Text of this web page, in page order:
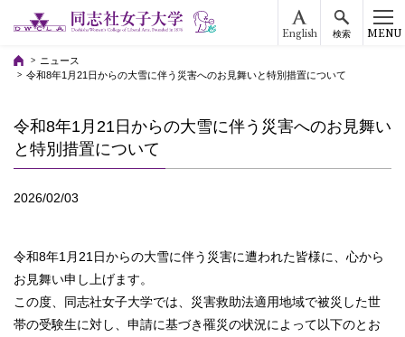
English 検索 MENU
ニュース
令和8年1月21日からの大雪に伴う災害へのお見舞いと特別措置について
令和8年1月21日からの大雪に伴う災害へのお見舞い
と特別措置について
2026/02/03
令和8年1月21日からの大雪に伴う災害に遭われた皆様に、心から
お見舞い申し上げます。
この度、同志社女子大学では、災害救助法適用地域で被災した世
帯の受験生に対し、申請に基づき罹災の状況によって以下のとお